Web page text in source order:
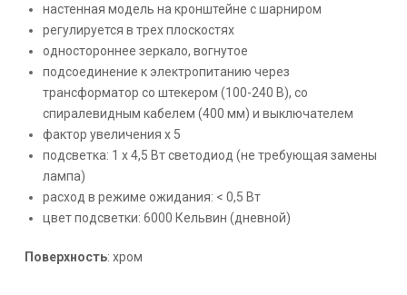
настенная модель на кронштейне с шарниром
регулируется в трех плоскостях
одностороннее зеркало, вогнутое
подсоединение к электропитанию через
трансформатор со штекером (100-240 B), со
спиралевидным кабелем (400 мм) и выключателем
фактор увеличения x 5
подсветка: 1 x 4,5 Вт светодиод (не требующая замены
лампа)
расход в режиме ожидания: < 0,5 Вт
цвет подсветки: 6000 Кельвин (дневной)
Поверхность: хром